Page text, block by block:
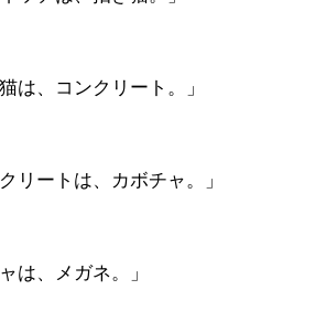
は、コンクリート。」
リートは、カボチャ。」
は、メガネ。」